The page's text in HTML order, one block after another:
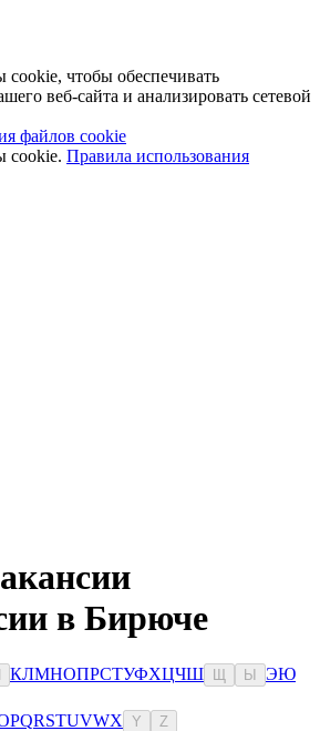
чтобы обеспечивать
веб-сайта и анализировать сетевой
файлов cookie
cookie. Правила использования
в Бирюче
КЛМНОПРСТУФХЦЧШ Ы ЭЮ
PQRSTUVWX Y Z